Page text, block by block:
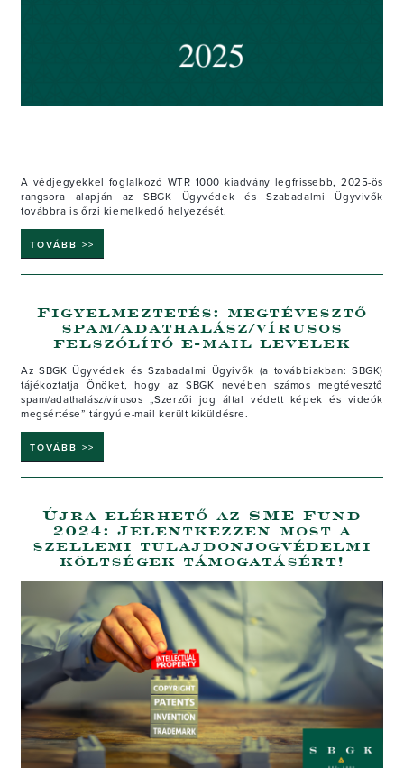
A védjegyekkel foglalkozó WTR 1000 kiadvány legfrissebb, 2025-ös
rangsora alapján az SBGK Ügyvédek és Szabadalmi Ügyvivők
továbbra is őrzi kiemelkedő helyezését.
TOVÁBB >>
​Figyelmeztetés: megtévesztő
spam/adathalász/vírusos
felszólító e-mail levelek
Az SBGK Ügyvédek és Szabadalmi Ügyivők (a továbbiakban: SBGK)
tájékoztatja Önöket, hogy az SBGK nevében számos megtévesztő
spam/adathalász/vírusos „Szerzői jog által védett képek és videók
megsértése” tárgyú e-mail került kiküldésre.
TOVÁBB >>
Újra elérhető az SME Fund
2024: Jelentkezzen most a
szellemi tulajdonjogvédelmi
költségek támogatásért!